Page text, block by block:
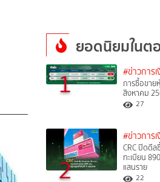
ยอดนิยมในต
1 #ข่าวการ
การซื้อขาย
สิงหาคม
27
2
#ข่าวการ
CRC ปิดดี
ทะเบียน
แสนราย
22